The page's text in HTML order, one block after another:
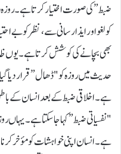
ضبط” کی صورت اختیار کرتا ہے۔
کو لغو اور ایذا رسانی سے، نظر کو
بھی بچانے کی کوشش کرتا ہے۔ یوں
حدیث میں روزہ کو "ڈھال” قرار دیا
ہے۔ اخلاقی ضبط کے بعد انسان کے
"نفسیاتی ضبط” کہا جا سکتا ہے۔
ہے۔ انسان اپنی خواہشات کو مؤخر